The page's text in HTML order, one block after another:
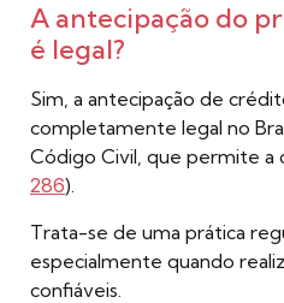
A antecipação do
é legal?
Sim, a antecipação de
completamente legal no
Código Civil, que permite a
286).
Trata-se de uma prática
especialmente quando
confiáveis.